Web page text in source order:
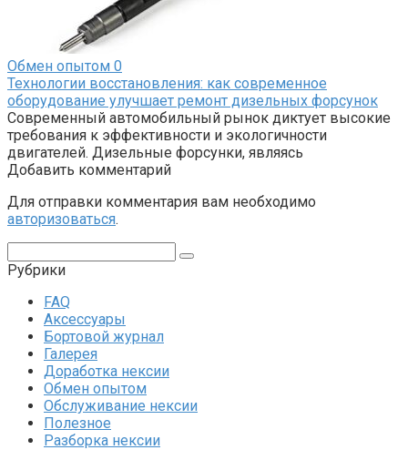
Обмен опытом 0
Технологии восстановления: как современное
оборудование улучшает ремонт дизельных форсунок
Современный автомобильный рынок диктует высокие
требования к эффективности и экологичности
двигателей. Дизельные форсунки, являясь
Добавить комментарий
Для отправки комментария вам необходимо
авторизоваться.
Рубрики
FAQ
Аксессуары
Бортовой журнал
Галерея
Доработка нексии
Обмен опытом
Обслуживание нексии
Полезное
Разборка нексии